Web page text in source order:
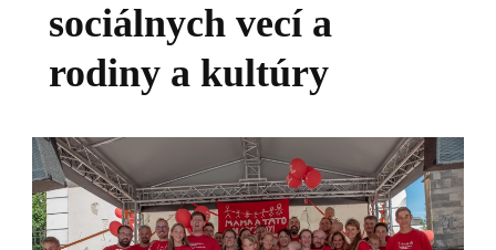
sociálnych vecí a
rodiny a kultúry